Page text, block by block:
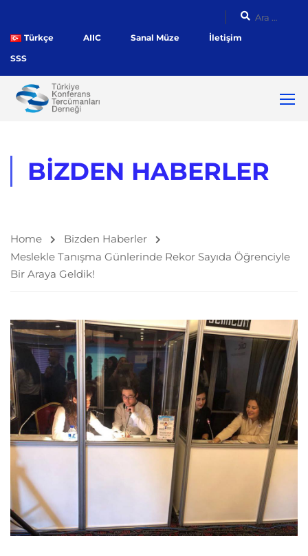
Türkçe AIIC Sanal Müze
İletişim
SSS
BIZDEN HABERLER
Home
Bizden Haberler
Meslekle Tanışma Günlerinde Rekor Sayıda Öğrenciyle
Bir Araya Geldik!